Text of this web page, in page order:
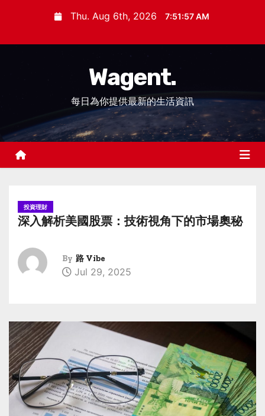
n
Thu. Aug 6th, 2026 7:51:58 AM
Wagent.
每日為你提供最新的生活資訊
投資理財
深入解析美國股票：技術視角下的市場奧秘
By 路 Vibe
Jul 29, 2025